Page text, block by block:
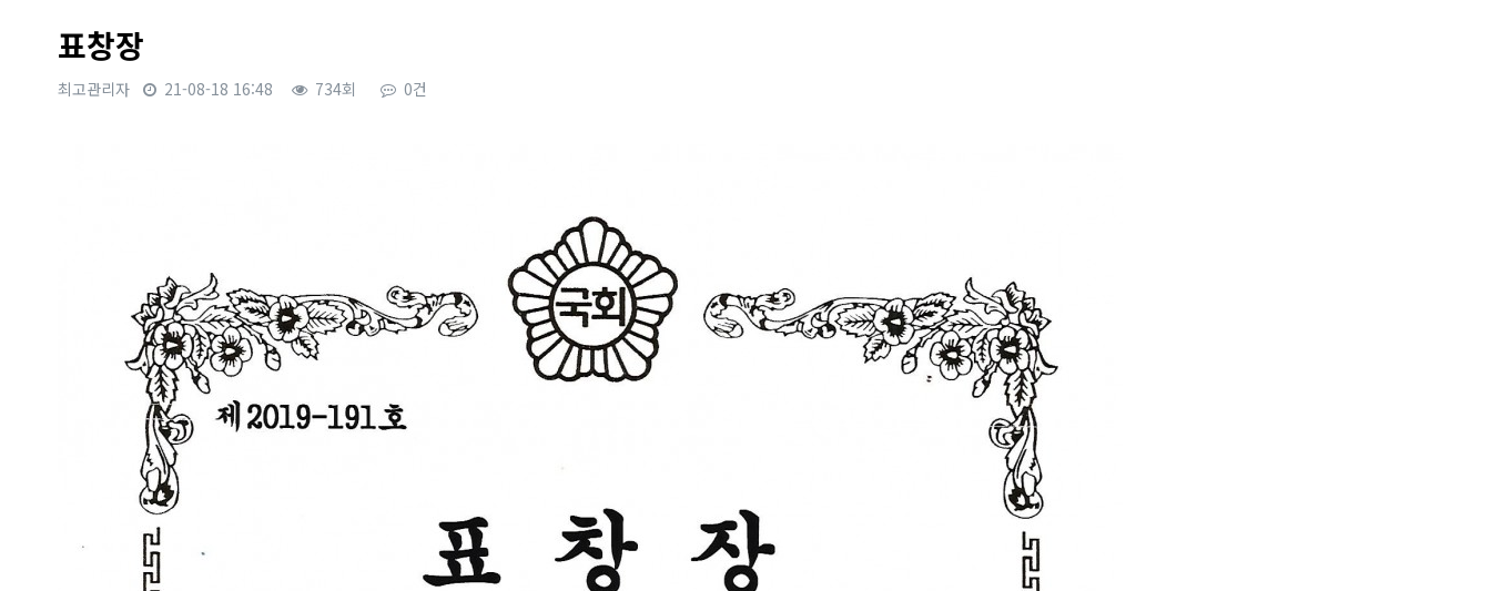
표창장
최고관리자 21-08-18 16:48 734회 0건